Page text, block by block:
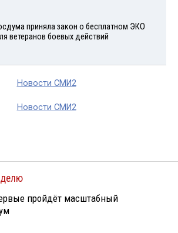
приняла закон о бесплатном ЭКО
ветеранов боевых действий
Новости СМИ2
Новости СМИ2
пройдёт масштабный